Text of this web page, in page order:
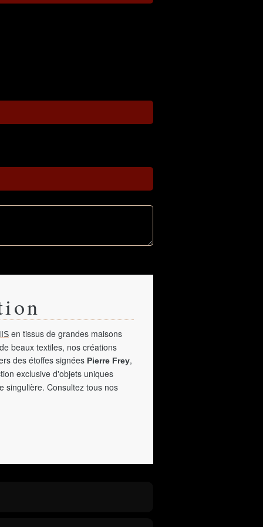
en tissus de grandes maisons
beaux textiles, nos créations
des étoffes signées Pierre Frey,
exclusive d'objets uniques
singulière. Consultez tous nos